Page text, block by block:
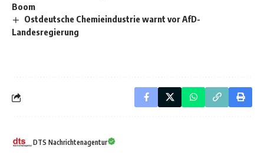
Boom
Ostdeutsche Chemieindustrie warnt vor AfD-
Landesregierung
DTS Nachrichtenagentur